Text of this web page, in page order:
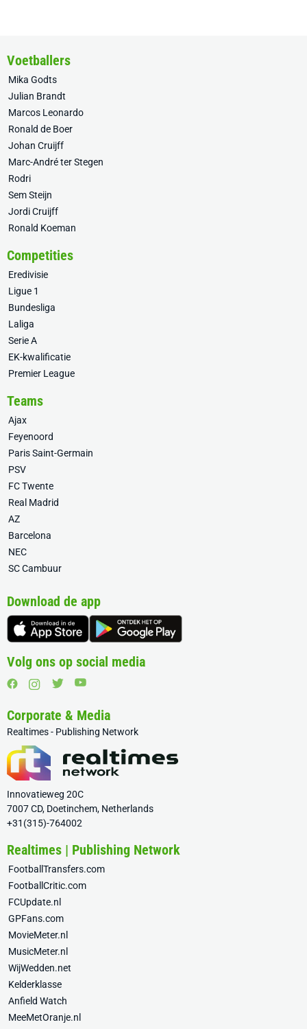
Voetballers
Mika Godts
Julian Brandt
Marcos Leonardo
Ronald de Boer
Johan Cruijff
Marc-André ter Stegen
Rodri
Sem Steijn
Jordi Cruijff
Ronald Koeman
Competities
Eredivisie
Ligue 1
Bundesliga
Laliga
Serie A
EK-kwalificatie
Premier League
Teams
Ajax
Feyenoord
Paris Saint-Germain
PSV
FC Twente
Real Madrid
AZ
Barcelona
NEC
SC Cambuur
Download de app
Volg ons op social media
Corporate & Media
Realtimes - Publishing Network
Innovatieweg 20C
7007 CD, Doetinchem, Netherlands
+31(315)-764002
Realtimes | Publishing Network
FootballTransfers.com
FootballCritic.com
FCUpdate.nl
GPFans.com
MovieMeter.nl
MusicMeter.nl
WijWedden.net
Kelderklasse
Anfield Watch
MeeMetOranje.nl